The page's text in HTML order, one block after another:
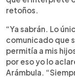
retoños.
“Ya sabrán. Lo
comunicado que
permitía a mis
por eso yo lo
Arámbula.